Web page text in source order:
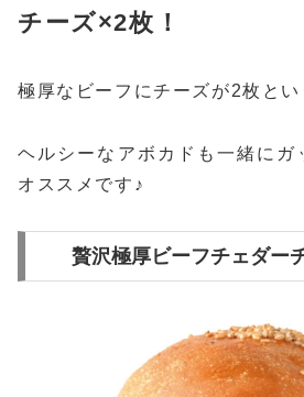
チーズ×2枚！
極厚なビーフにチーズが2枚とい
ヘルシーなアボカドも一緒にガ
オススメです♪
贅沢極厚ビーフチェダー